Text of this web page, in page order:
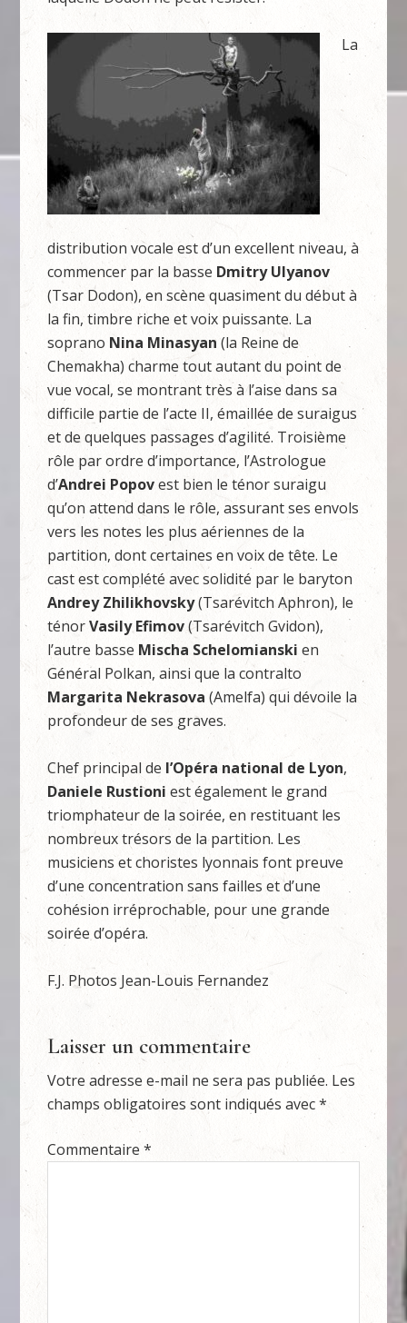
La
distribution vocale est d’un excellent niveau, à
commencer par la basse Dmitry Ulyanov
(Tsar Dodon), en scène quasiment du début à
la fin, timbre riche et voix puissante. La
soprano Nina Minasyan (la Reine de
Chemakha) charme tout autant du point de
vue vocal, se montrant très à l’aise dans sa
difficile partie de l’acte II, émaillée de suraigus
et de quelques passages d’agilité. Troisième
rôle par ordre d’importance, l’Astrologue
d’Andrei Popovest bien le ténor suraigu
qu’on attend dans le rôle, assurant ses envols
vers les notes les plus aériennes de la
partition, dont certaines en voix de tête. Le
cast est complété avec solidité par le baryton
Andrey Zhilikhovsky(Tsarévitch Aphron), le
ténorVasily Efimov(Tsarévitch Gvidon),
l’autre basse Mischa Schelomianski en
Général Polkan, ainsi que la contralto
Margarita Nekrasova (Amelfa) qui dévoile la
profondeur de ses graves.
Chef principal de l’Opéra national de Lyon,
Daniele Rustioni est également le grand
triomphateur de la soirée, en restituant les
nombreux trésors de la partition. Les
musiciens et choristes lyonnais font preuve
d’une concentration sans failles et d’une
cohésion irréprochable, pour une grande
soirée d’opéra.
F.J. Photos Jean-Louis Fernandez
Laisser un commentaire
Votre adresse e-mail ne sera pas publiée. Les
champs obligatoires sont indiqués avec*
Commentaire*